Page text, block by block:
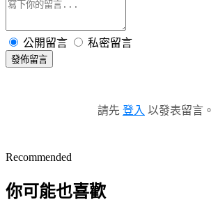
公開留言 私密留言
發佈留言
請先 登入 以發表留言。
Recommended
你可能也喜歡